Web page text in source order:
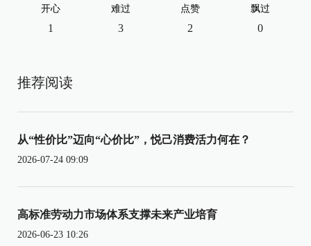
开心
1
难过
3
点赞
2
飘过
0
推荐阅读
从“性价比”迈向“心价比”，悦己消费活力何在？
2026-07-24 09:09
高标准劳动力市场体系支撑未来产业培育
2026-06-23 10:26